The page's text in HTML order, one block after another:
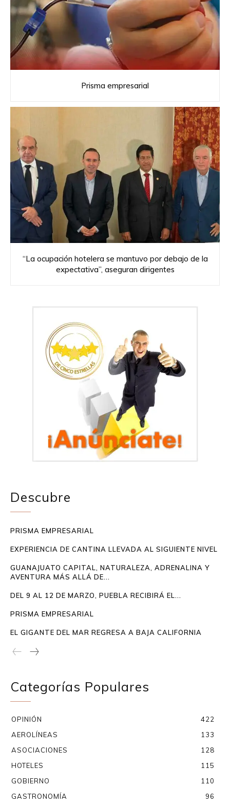
Prisma empresarial
“La ocupación hotelera se mantuvo por debajo de la
expectativa”, aseguran dirigentes
Descubre
PRISMA EMPRESARIAL
EXPERIENCIA DE CANTINA LLEVADA AL SIGUIENTE NIVEL
GUANAJUATO CAPITAL, NATURALEZA, ADRENALINA Y
AVENTURA MÁS ALLÁ DE...
DEL 9 AL 12 DE MARZO, PUEBLA RECIBIRÁ EL...
PRISMA EMPRESARIAL
EL GIGANTE DEL MAR REGRESA A BAJA CALIFORNIA
Categorías Populares
OPINIÓN
422
AEROLÍNEAS
133
ASOCIACIONES
128
HOTELES
115
GOBIERNO
110
GASTRONOMÍA
96